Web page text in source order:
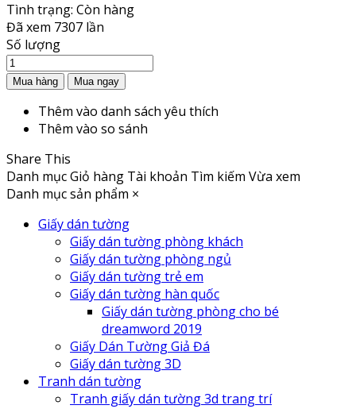
Tình trạng: Còn hàng
Đã xem 7307 lần
Số lượng
Thêm vào danh sách yêu thích
Thêm vào so sánh
Share This
Danh mụcGiỏ hàng Tài khoản Tìm kiếm Vừa xem
Danh mục sản phẩm ×
Giấy dán tường
Giấy dán tường phòng khách
Giấy dán tường phòng ngủ
Giấy dán tường trẻ em
Giấy dán tường hàn quốc
Giấy dán tường phòng cho bé
dreamword 2019
Giấy Dán Tường Giả Đá
Giấy dán tường 3D
Tranh dán tường
Tranh giấy dán tường 3d trang trí